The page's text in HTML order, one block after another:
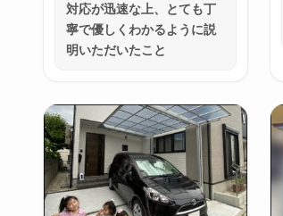
対応が迅速な上、とても丁
寧で優しくわかるように説
明いただいたこと